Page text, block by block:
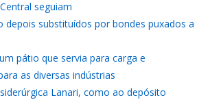
seguiam
depois substituídos por bondes puxados a
pátio que servia para carga e
as diversas indústrias
Lanari, como ao depósito